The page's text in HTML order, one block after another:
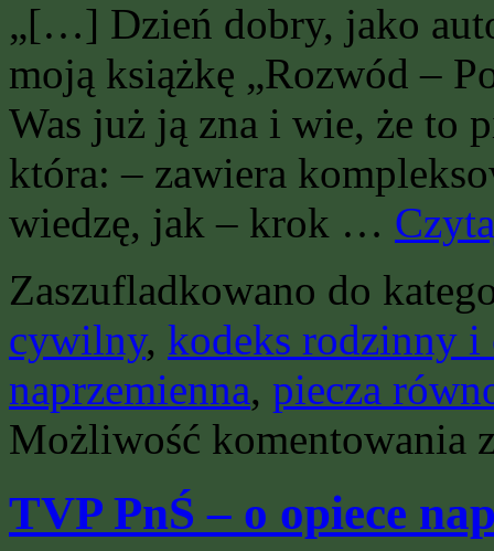
„[…] Dzień dobry, jako
moją książkę „Rozwód –
Was już ją zna i wie, że to
która: – zawiera
wiedzę, jak – krok …
Zaszufladkowano do
cywilny, kodeks rodzinny i
naprzemienna, piecza
Możliwość komentowania
–
TVP PnŚ – o opiece